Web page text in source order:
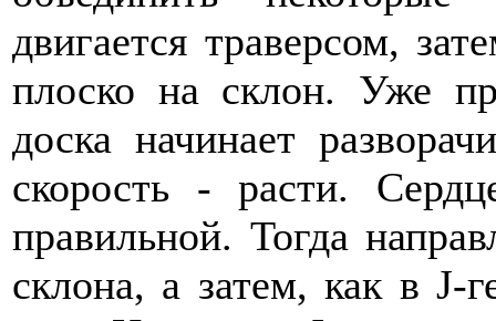
двигается траверсом,
плоско на склон. Уже
доска начинает
скорость - расти.
правильной. Тогда
склона, а затем, как в J-